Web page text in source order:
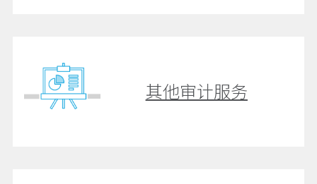
其他审计服务